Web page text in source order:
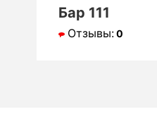
Бар 111
Отзывы:0